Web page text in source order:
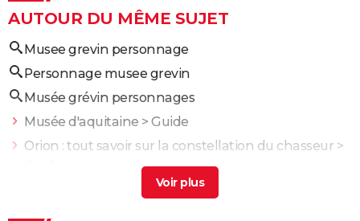
AUTOUR DU MÊME SUJET
Musee grevin personnage
Personnage musee grevin
Musée grévin personnages
Musée d'aquitaine > Guide
Orion : tout savoir sur la constellation du chasseur >
> Guide